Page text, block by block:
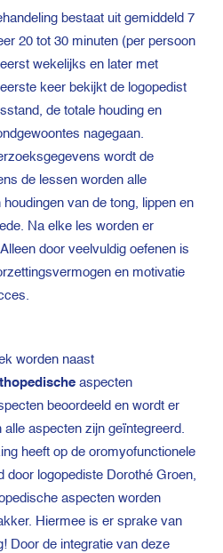
bestaat uit gemiddeld 7
20 tot 30 minuten (per persoon
wekelijks en later met
keer bekijkt de logopedist
de totale houding en
nagegaan.
wordt de
de lessen worden alle
van de tong, lippen en
Na elke les worden er
door veelvuldig oefenen is
en motivatie
worden naast
aspecten
beoordeeld en wordt er
aspecten zijn geïntegreerd.
heeft op de oromyofunctionele
door logopediste Dorothé Groen,
aspecten worden
Hiermee is er sprake van
Door de integratie van deze